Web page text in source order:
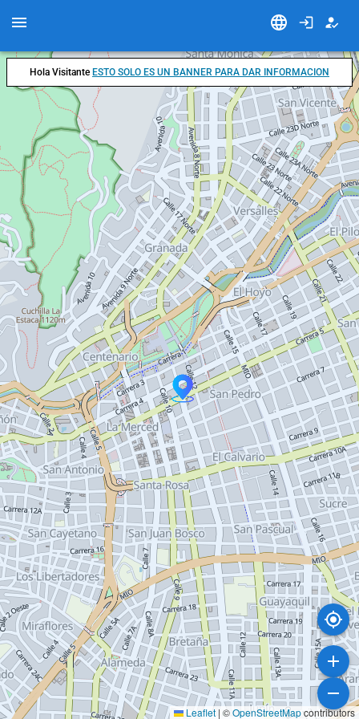
Leaflet | ©OpenStreetMapcontributors
Hola Visitante ESTO SOLO ES UN BANNER PARA DAR INFORMACION